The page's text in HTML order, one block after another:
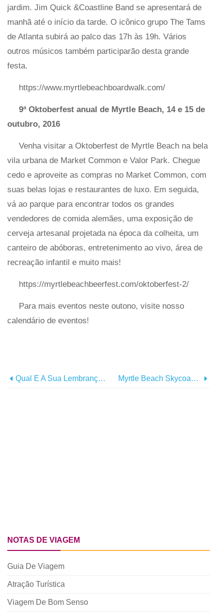
jardim. Jim Quick &Coastline Band se apresentará de
manhã até o início da tarde. O icônico grupo The Tams
de Atlanta subirá ao palco das 17h às 19h. Vários
outros músicos também participarão desta grande
festa.
https://www.myrtlebeachboardwalk.com/
9ª Oktoberfest anual de Myrtle Beach, 14 e 15 de
outubro, 2016
Venha visitar a Oktoberfest de Myrtle Beach na bela
vila urbana de Market Common e Valor Park. Chegue
cedo e aproveite as compras no Market Common, com
suas belas lojas e restaurantes de luxo. Em seguida,
vá ao parque para encontrar todos os grandes
vendedores de comida alemães, uma exposição de
cerveja artesanal projetada na época da colheita, um
canteiro de abóboras, entretenimento ao vivo, área de
recreação infantil e muito mais!
https://myrtlebeachbeerfest.com/oktoberfest-2/
Para mais eventos neste outono, visite nosso
calendário de eventos!
Qual É A Sua Lembrança Favorita De Myrtle Beach Myrtle Beach Skycoaster
NOTAS DE VIAGEM
Guia De Viagem
Atração Turística
Viagem De Bom Senso